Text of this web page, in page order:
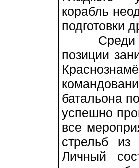
корабль
подготовки
Среди
позиции
батальона
успешно
все
стрельб из
Личный